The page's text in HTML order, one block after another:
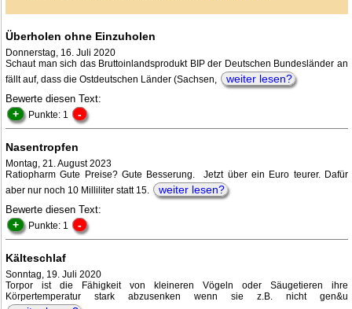
Überholen ohne Einzuholen
Donnerstag, 16. Juli 2020
Schaut man sich das Bruttoinlandsprodukt BIP der Deutschen Bundesländer an
fällt auf, dass die Ostdeutschen Länder (Sachsen,
weiter lesen?
Bewerte diesen Text:
+ Punkte: 1 -
Nasentropfen
Montag, 21. August 2023
Ratiopharm Gute Preise? Gute Besserung. Jetzt über ein Euro teurer. Dafür
aber nur noch 10 Milliliter statt 15.
weiter lesen?
Bewerte diesen Text:
+ Punkte: 1 -
Kälteschlaf
Sonntag, 19. Juli 2020
Torpor ist die Fähigkeit von kleineren Vögeln oder Säugetieren ihre
Körpertemperatur stark abzusenken wenn sie z.B. nicht gen&u